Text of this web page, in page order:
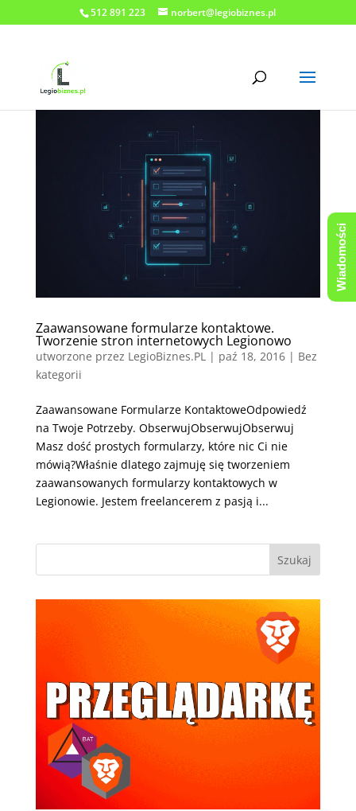
512 891 223 norbert@legiobiznes.pl
Zaawansowane formularze kontaktowe.
Tworzenie stron internetowych Legionowo
utworzone przez LegioBiznes.PL| paź 18, 2016| Bez
kategorii
Zaawansowane Formularze KontaktoweOdpowiedź
na Twoje Potrzeby. ObserwujObserwujObserwuj
Masz dość prostych formularzy, które nic Ci nie
mówią?Właśnie dlatego zajmuję się tworzeniem
zaawansowanych formularzy kontaktowych w
Legionowie. Jestem freelancerem z pasją i...
Wiadomości